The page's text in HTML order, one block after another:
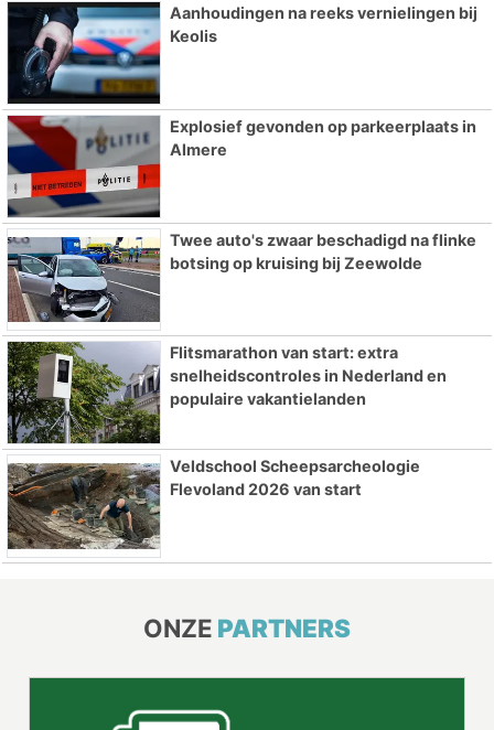
Aanhoudingen na reeks vernielingen bij
Keolis
Explosief gevonden op parkeerplaats in
Almere
Twee auto's zwaar beschadigd na flinke
botsing op kruising bij Zeewolde
Flitsmarathon van start: extra
snelheidscontroles in Nederland en
populaire vakantielanden
Veldschool Scheepsarcheologie
Flevoland 2026 van start
ONZE PARTNERS